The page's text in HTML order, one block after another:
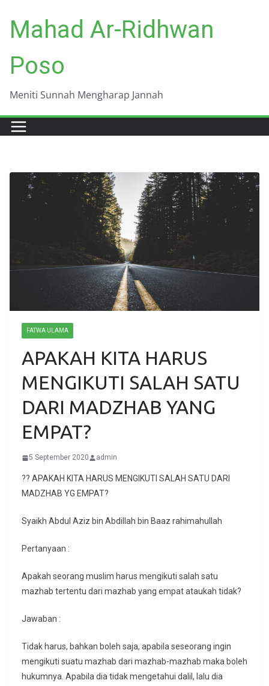
content
Mahad Ar-Ridhwan
Poso
Meniti Sunnah Mengharap Jannah
FATWA ULAMA
APAKAH KITA HARUS
MENGIKUTI SALAH SATU
DARI MADZHAB YANG
EMPAT?
5 September 2020 admin
?? APAKAH KITA HARUS MENGIKUTI SALAH SATU DARI
MADZHAB YG EMPAT?
Syaikh Abdul Aziz bin Abdillah bin Baaz rahimahullah
Pertanyaan :
Apakah seorang muslim harus mengikuti salah satu
mazhab tertentu dari mazhab yang empat ataukah tidak?
Jawaban :
Tidak harus, bahkan boleh saja, apabila seseorang ingin
mengikuti suatu mazhab dari mazhab-mazhab maka boleh
hukumnya. Apabila dia tidak mengetahui dalil, lalu dia